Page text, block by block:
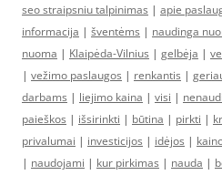
seo straipsniu talpinimas | apie
informacija | šventėms | naudinga
nuoma | Klaipėda-Vilnius | gelbėja |
| vežimo paslaugos | renkantis |
darbams | liejimo kaina | visi |
paieškos | išsirinkti | būtina | pirkti |
privalumai | investicijos | idėjos |
| naudojami | kur pirkimas | nauda |